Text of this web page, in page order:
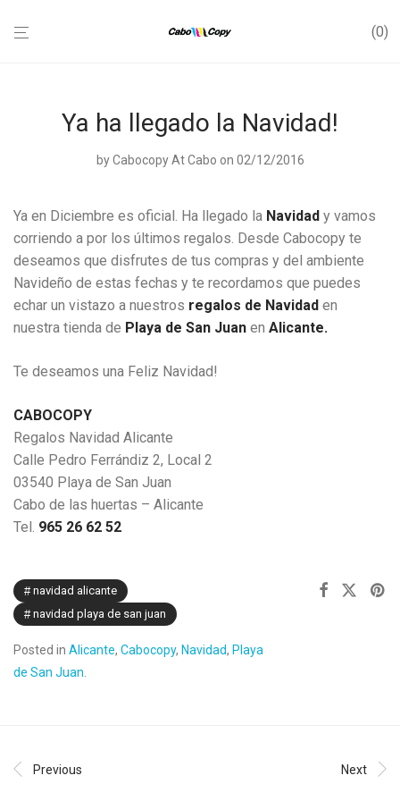
0
Ya ha llegado la Navidad!
byCabocopy At Cabo on 02/12/2016
Ya en Diciembre es oficial. Ha llegado la Navidad y vamos
corriendo a por los últimos regalos. Desde Cabocopy te
deseamos que disfrutes de tus compras y del ambiente
Navideño de estas fechas y te recordamos que puedes
echar un vistazo a nuestros regalos de Navidad en
nuestra tienda de Playa de San Juan en Alicante.
Te deseamos una Feliz Navidad!
CABOCOPY
Regalos Navidad Alicante
Calle Pedro Ferrándiz 2, Local 2
03540 Playa de San Juan
Cabo de las huertas – Alicante
Tel. 965 26 62 52
navidad alicante
navidad playa de san juan
Posted in Alicante, Cabocopy, Navidad, Playa
de San Juan
Previous Next